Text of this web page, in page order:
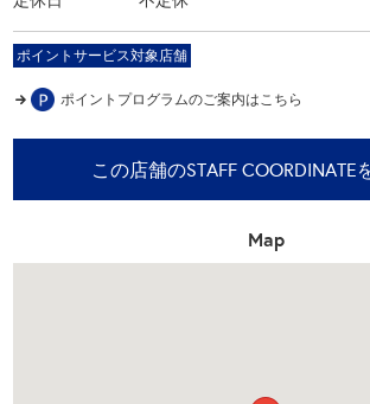
ポイントサービス対象店舗
ポイントプログラムのご案内はこちら
この店舗のSTAFF COORDINATE
Map